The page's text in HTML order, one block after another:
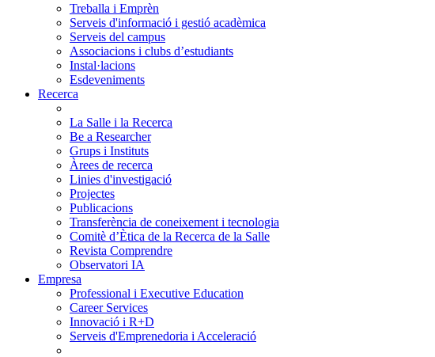
Treballa i Emprèn
Serveis d'informació i gestió acadèmica
Serveis del campus
Associacions i clubs d’estudiants
Instal·lacions
Esdeveniments
Recerca
La Salle i la Recerca
Be a Researcher
Grups i Instituts
Àrees de recerca
Linies d'investigació
Projectes
Publicacions
Transferència de coneixement i tecnologia
Comitè d’Ètica de la Recerca de la Salle
Revista Comprendre
Observatori IA
Empresa
Professional i Executive Education
Career Services
Innovació i R+D
Serveis d'Emprenedoria i Acceleració